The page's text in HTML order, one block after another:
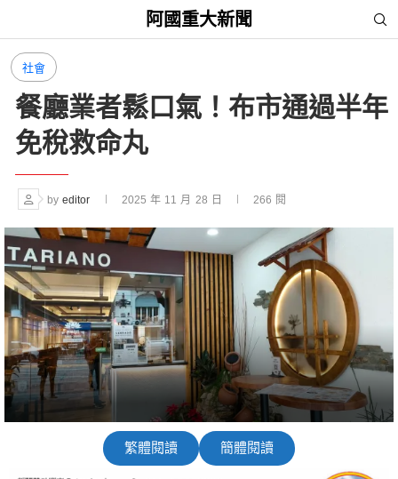
阿國重大新聞
社會
餐廳業者鬆口氣！布市通過半年
免稅救命丸
byeditor 2025 年 11 月 28 日 266 閱
繁體閱讀 簡體閱讀